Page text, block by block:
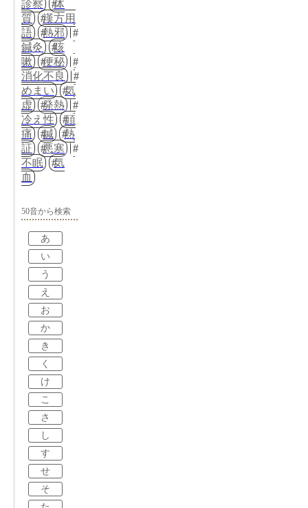
診察
体
質
漢方用
語
熱邪
鍼灸
咳
嗽
便秘
消化不良
めまい
気
虚
発熱
冷え性
頭
痛
鍼
熱
証
悪寒
不眠
気
血
50音から検索
あ
い
う
え
お
か
き
く
け
こ
さ
し
す
せ
そ